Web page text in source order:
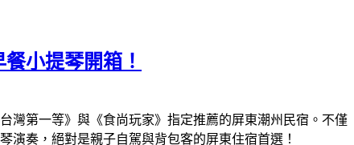
小提琴開箱！
灣第一等》與《食尚玩家》指定推薦的屏東潮州民宿。不僅
奏，絕對是親子自駕與背包客的屏東住宿首選！